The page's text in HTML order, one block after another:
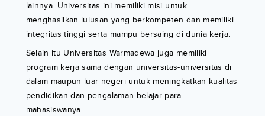
lainnya. Universitas ini memiliki misi untuk
menghasilkan lulusan yang berkompeten dan memiliki
integritas tinggi serta mampu bersaing di dunia kerja.
Selain itu Universitas Warmadewa juga memiliki
program kerja sama dengan universitas-universitas di
dalam maupun luar negeri untuk meningkatkan kualitas
pendidikan dan pengalaman belajar para
mahasiswanya.